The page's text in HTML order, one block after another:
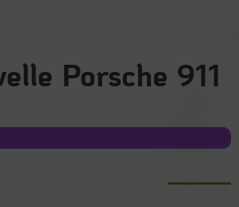
Porsche 911